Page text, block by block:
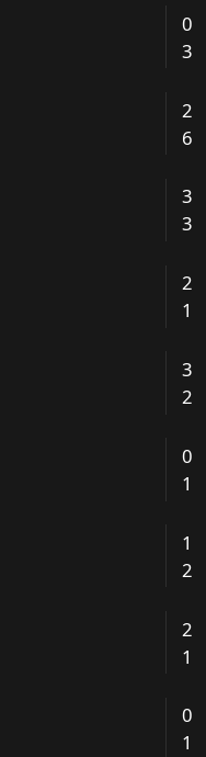
0
3
2
6
3
3
2
1
3
2
0
1
1
2
2
1
0
1